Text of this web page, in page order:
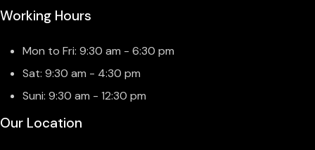
Working Hours
Mon to Fri: 9:30 am - 6:30 pm
Sat: 9:30 am - 4:30 pm
Suni: 9:30 am - 12:30 pm
Our Location